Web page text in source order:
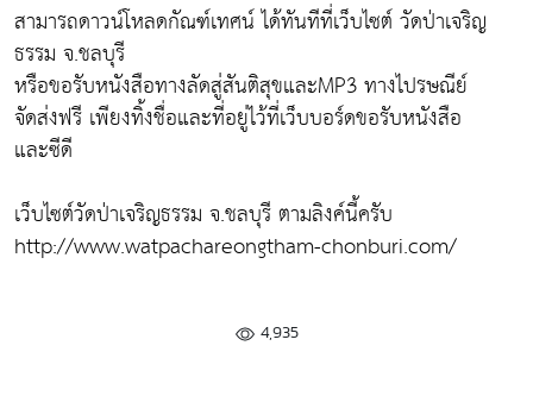
สามารถดาวน์โหลดกัณฑ์เทศน์ ได้ทันทีที่เว็บไซต์ วัดป่าเจริญ
ธรรม จ.ชลบุรี
หรือขอรับหนังสือทางลัดสู่สันติสุขและMP3 ทางไปรษณีย์
จัดส่งฟรี เพียงทิ้งชื่อและที่อยู่ไว้ที่เว็บบอร์ดขอรับหนังสือ
และซีดี
เว็บไซต์วัดป่าเจริญธรรม จ.ชลบุรี ตามลิงค์นี้ครับ
http://www.watpachareongtham-chonburi.com/
4,935